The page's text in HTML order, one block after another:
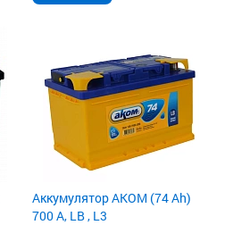
Аккумулятор AKOM (74 Ah)
700 А, LB , L3